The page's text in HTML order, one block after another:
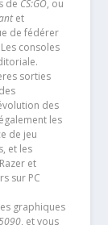
de CS:GO, ou
et
de fédérer
consoles
sorties
des
les
de jeu
et les
et
sur PC
graphiques
, et vous